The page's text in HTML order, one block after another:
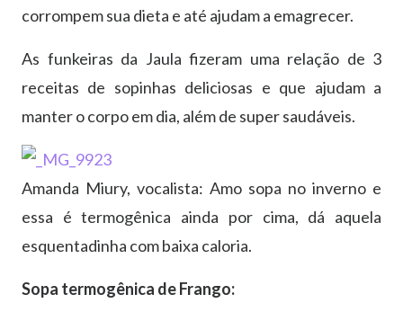
corrompem sua dieta e até ajudam a emagrecer.
As funkeiras da Jaula fizeram uma relação de 3
receitas de sopinhas deliciosas e que ajudam a
manter o corpo em dia, além de super saudáveis.
Amanda Miury, vocalista: Amo sopa no inverno e
essa é termogênica ainda por cima, dá aquela
esquentadinha com baixa caloria.
Sopa termogênica de Frango: